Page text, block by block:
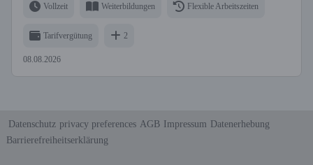
Vollzeit Weiterbildungen Flexible Arbeitszeiten
Tarifvergütung 2
08.08.2026
Datenschutz privacy preferences AGB Impressum Datenerhebung
Barrierefreiheitserklärung